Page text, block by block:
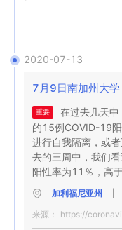
临床保健，包括获
康  检查 ，所有居住
的校园位置也需要
物理距离，避免聚会
按照指示遵守所有
可能无法进入校园
完成  “学生的卫生
trojanlearn.usc.edu
流感疫苗接种：  强
免疫要求：所有  要
所有其他初次参加
20。
推迟到下一学期。
对于USC提供的教
20。
对于目前在美国的
继续学习的学生，
格的一学年要求。
OPT。
员工-正面：1 /负
守医疗团队的指示
接触，对于防止疾
我们正处在关键时
未来状态的进程。
没有与环境配置有
6英尺的物理距离，
有效措施。
员工几乎完全是由于
室内时，与他人一
住在宿舍的学生之
2020-07-13
7月9日南加州大
重要
在过去几天
的15例COVID-19
进行自我隔离，或
去的三周中，我们
阳性率为11％，高
加利福尼亚州
来源： https://